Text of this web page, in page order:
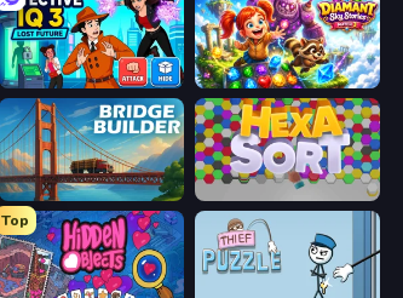
Detective IQ 3 Diamant: Sky Stories Match 3
Bridge Builder
Top